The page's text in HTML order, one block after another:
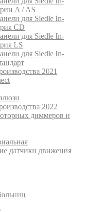
A / AS
для Siedle In-
CD
для Siedle In-
LS
для Siedle In-
2021
2022
диммеров и
датчики движения